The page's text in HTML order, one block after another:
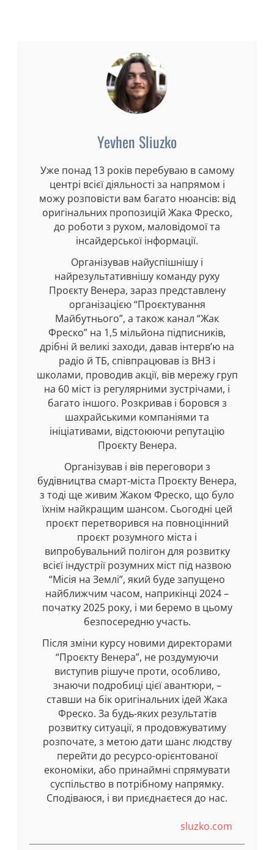
Yevhen Sliuzko
Уже понад 13 років перебуваю в самому
центрі всієї діяльності за напрямом і
можу розповісти вам багато нюансів: від
оригінальних пропозицій Жака Фреско,
до роботи з рухом, маловідомої та
інсайдерської інформації.
Організував найуспішнішу і
найрезультативнішу команду руху
Проєкту Венера, зараз представлену
організацією “Проєктування
Майбутнього”, а також канал “Жак
Фреско” на 1,5 мільйона підписників,
дрібні й великі заходи, давав інтерв’ю на
радіо й ТБ, співпрацював із ВНЗ і
школами, проводив акції, вів мережу груп
на 60 міст із регулярними зустрічами, і
багато іншого. Розкривав і боровся з
шахрайськими компаніями та
ініціативами, відстоюючи репутацію
Проєкту Венера.
Організував і вів переговори з
будівництва смарт-міста Проєкту Венера,
з тоді ще живим Жаком Фреско, що було
їхнім найкращим шансом. Сьогодні цей
проєкт перетворився на повноцінний
проєкт розумного міста і
випробувальний полігон для розвитку
всієї індустрії розумних міст під назвою
“Місія на Землі”, який буде запущено
найближчим часом, наприкінці 2024 –
початку 2025 року, і ми беремо в цьому
безпосередню участь.
Після зміни курсу новими директорами
“Проєкту Венера”, не роздумуючи
виступив рішуче проти, особливо,
знаючи подробиці цієї авантюри, –
ставши на бік оригінальних ідей Жака
Фреско. За будь-яких результатів
розвитку ситуації, я продовжуватиму
розпочате, з метою дати шанс людству
перейти до ресурсо-орієнтованої
економіки, або принаймні спрямувати
суспільство в потрібному напрямку.
Сподіваюся, і ви приєднаєтеся до нас.
sluzko.com